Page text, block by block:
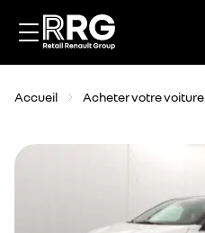
Accueil Acheter votre voiture